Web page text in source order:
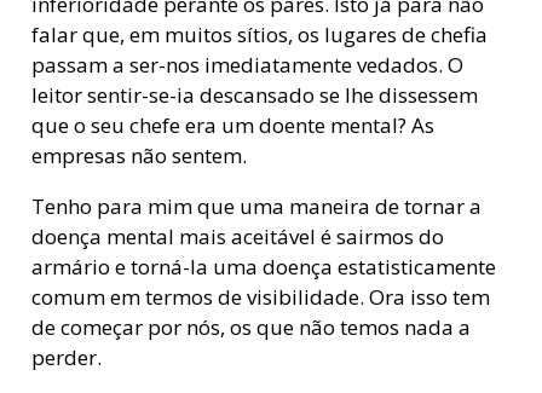
falar que, em muitos sítios, os lugares de chefia
passam a ser-nos imediatamente vedados. O
leitor sentir-se-ia descansado se lhe dissessem
que o seu chefe era um doente mental? As
empresas não sentem.
Tenho para mim que uma maneira de tornar a
doença mental mais aceitável é sairmos do
armário e torná-la uma doença estatisticamente
comum em termos de visibilidade. Ora isso tem
de começar por nós, os que não temos nada a
perder.